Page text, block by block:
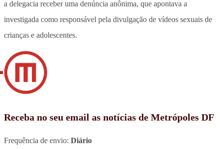
a delegacia receber uma denúncia anônima, que apontava a
investigada como responsável pela divulgação de vídeos sexuais de
crianças e adolescentes.
Receba no seu email as notícias de Metrópoles DF
Frequência de envio: Diário